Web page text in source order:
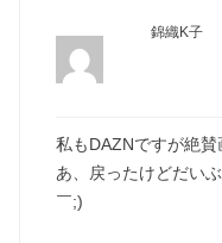
錦織K子
私もDAZNですが絶賛
あ、戻ったけどだい
￣;)